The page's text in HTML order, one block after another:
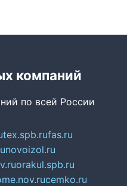
компаний
по всей России
fas.ru
novoizol.ru
orakul.spb.ru
cemko.ru